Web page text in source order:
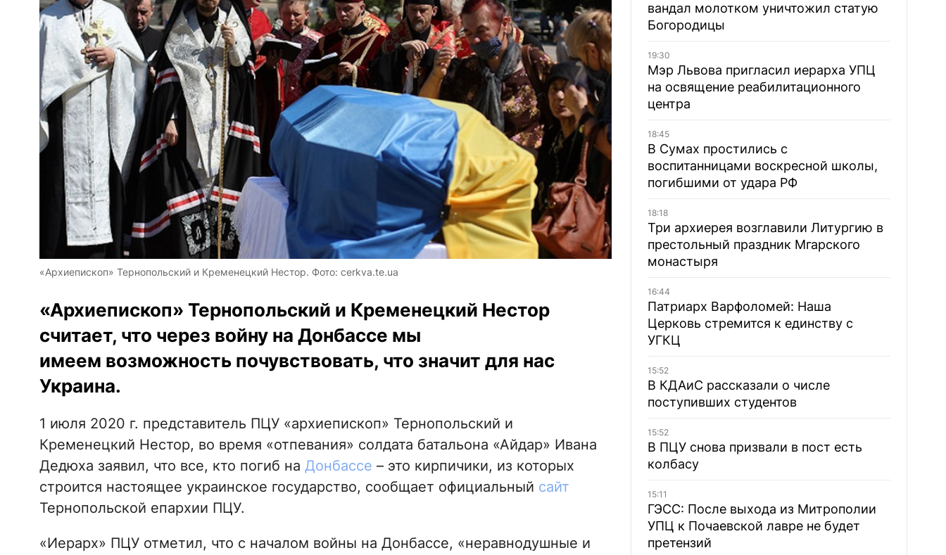
«Архиепископ» Тернопольский и Кременецкий Нестор. Фото: cerkva.te.ua
«Архиепископ» Тернопольский и Кременецкий Нестор
считает, что через войну на Донбассе мы
имеем возможность почувствовать, что значит для нас
Украина.
1 июля 2020 г. представитель ПЦУ «архиепископ» Тернопольский и
Кременецкий Нестор, во время «отпевания» солдата батальона «Айдар» Ивана
Дедюха заявил, что все, кто погиб на Донбассе – это кирпичики, из которых
строится настоящее украинское государство, сообщает официальный сайт
Тернопольской епархии ПЦУ.
«Иерарх» ПЦУ отметил, что с началом войны на Донбассе, «неравнодушные и
вандал молотком уничтожил статую
Богородицы
19:30
Мэр Львова пригласил иерарха УПЦ
на освящение реабилитационного
центра
18:45
В Сумах простились с
воспитанницами воскресной школы,
погибшими от удара РФ
18:18
Три архиерея возглавили Литургию в
престольный праздник Мгарского
монастыря
16:44
Патриарх Варфоломей: Наша
Церковь стремится к единству с
УГКЦ
15:52
В КДАиС рассказали о числе
поступивших студентов
15:52
В ПЦУ снова призвали в пост есть
колбасу
15:11
ГЭСС: После выхода из Митрополии
УПЦ к Почаевской лавре не будет
претензий